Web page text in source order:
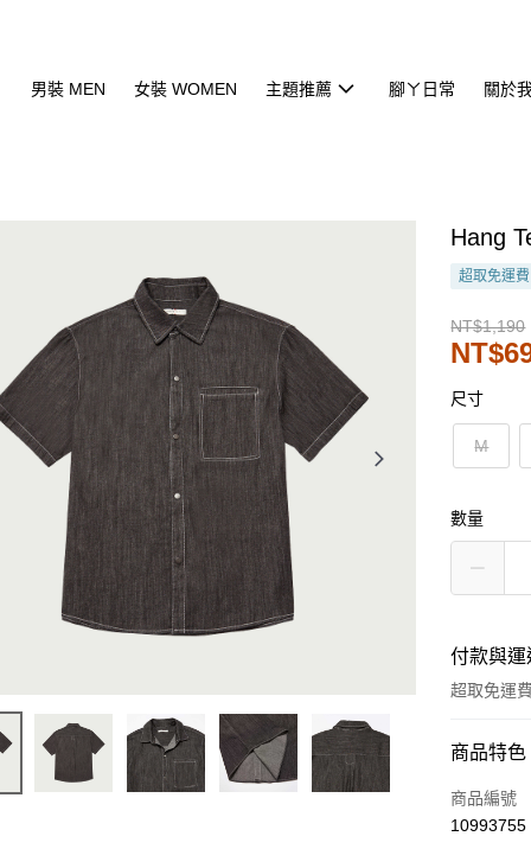
男裝 MEN 女裝 WOMEN 主題推薦 腳ㄚ日常 關於
Hang
超取免運費
NT$1,190
尺寸
M
數量
付款與
超取免運
付款方式
信用卡一
商品特色
商品編號
10993755